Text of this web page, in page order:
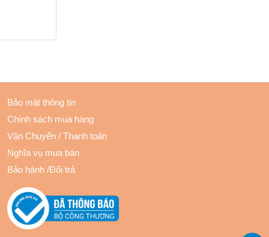
Bảo mật thông tin
Chính sách mua hàng
Vận Chuyển /Thanh toán
Nghĩa vụ mua bán
Bảo hành/Đổi trả